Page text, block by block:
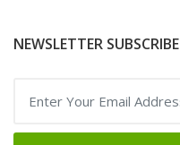
NEWSLETTER SUBSCRIBE